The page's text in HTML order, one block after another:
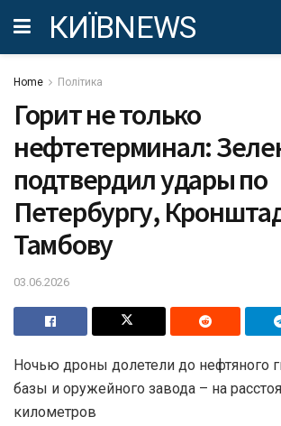
КИЇВNEWS
Home Політика
Горит не только
нефтетерминал:
подтвердил удары по
Петербургу,
Тамбову
03.06.2026
Ночью дроны долетели до нефтяного
базы и оружейного завода – на
километров